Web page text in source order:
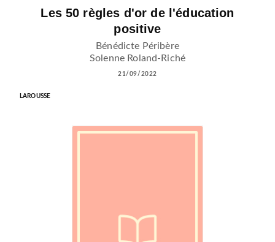
Les 50 règles d'or de l'éducation
positive
Bénédicte Péribère
Solenne Roland-Riché
21/09/2022
LAROUSSE